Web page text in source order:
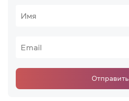
Отправить